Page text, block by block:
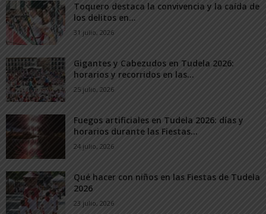
Toquero destaca la convivencia y la caída de
los delitos en...
31 julio, 2026
Gigantes y Cabezudos en Tudela 2026:
horarios y recorridos en las...
25 julio, 2026
Fuegos artificiales en Tudela 2026: días y
horarios durante las Fiestas...
24 julio, 2026
Qué hacer con niños en las Fiestas de Tudela
2026
23 julio, 2026